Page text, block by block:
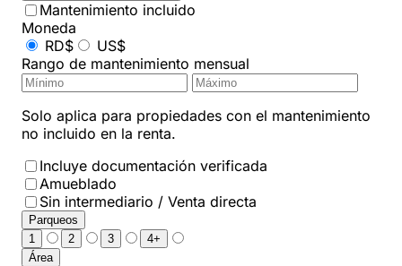
Mantenimiento incluido
Moneda
RD$
US$
Rango de mantenimiento mensual
Solo aplica para propiedades con el mantenimiento
no incluido en la renta.
Incluye documentación verificada
Amueblado
Sin intermediario / Venta directa
Parqueos
1
2 3
4+
Área